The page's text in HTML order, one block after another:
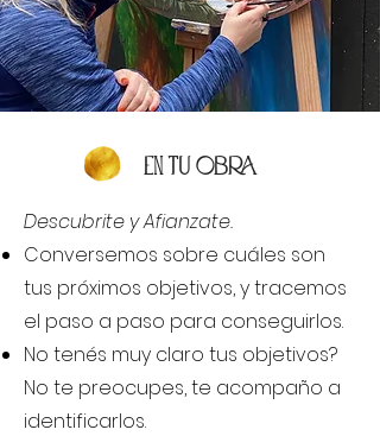
En tu obra
Descubrite y Afianzate.
Conversemos sobre cuáles son
tus próximos objetivos, y tracemos
el paso a paso para conseguirlos.
No tenés muy claro tus objetivos?
No te preocupes, te acompaño a
identificarlos.